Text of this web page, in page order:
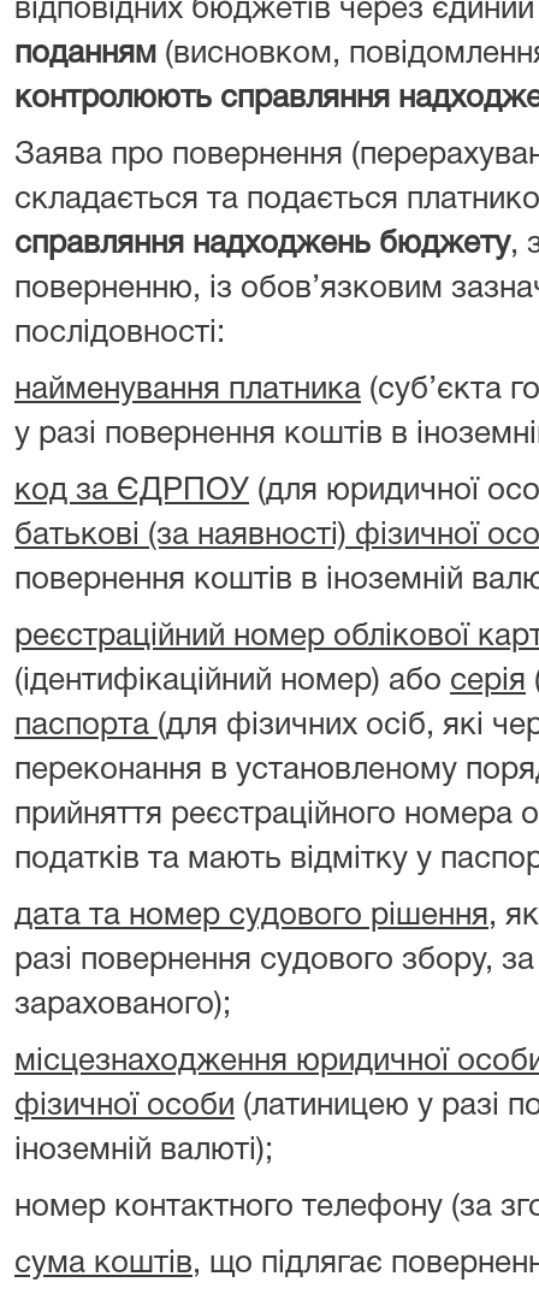
відповідних бюджетів через
поданням (висновком,
контролюють справляння
Заява про повернення
складається та подається
справляння надходжень бюджету,
поверненню, із обов’язковим
послідовності:
найменування платника (суб’єкта
у разі повернення коштів в
код за ЄДРПОУ (для юридичної
батькові (за наявності) фізичної
повернення коштів в іноземній
реєстраційний номер облікової
(ідентифікаційний номер) або серія
паспорта (для фізичних осіб, які
переконання в установленому
прийняття реєстраційного номера
податків та мають відмітку у
дата та номер судового рішення,
разі повернення судового збору,
зарахованого);
місцезнаходження юридичної
фізичної особи (латиницею у разі
іноземній валюті);
номер контактного телефону (за
сума коштів, що підлягає